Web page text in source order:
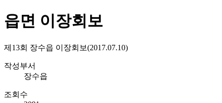
읍면 이장회보
제13회 장수읍 이장회보(2017.07.10)
작성부서
장수읍
조회수